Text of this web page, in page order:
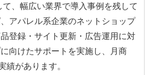
、幅広い業界で導入事例を残して
アパレル系企業のネットショップ
登録・サイト更新・広告運用に対
向けたサポートを実施し、月商
があります。